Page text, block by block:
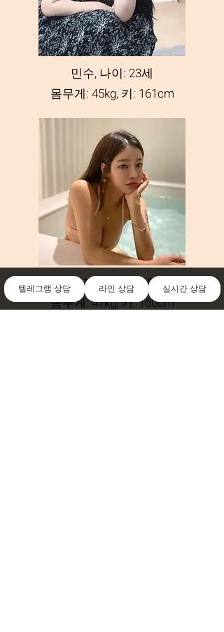
텔레그램 상담 라인 상담 실시간 상담
민수, 나이: 23세
몸무게: 45kg, 키: 161cm
민지, 나이: 24세
몸무게: 47kg, 키: 160cm